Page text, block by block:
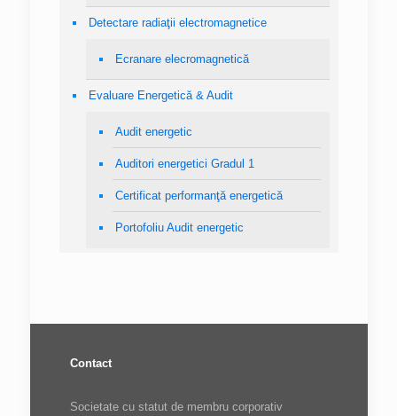
Detectare radiaţii electromagnetice
Ecranare elecromagnetică
Evaluare Energetică & Audit
Audit energetic
Auditori energetici Gradul 1
Certificat performanţă energetică
Portofoliu Audit energetic
Contact
Societate cu statut de membru corporativ